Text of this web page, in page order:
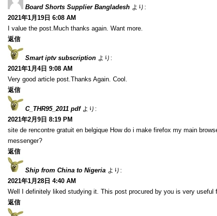
Board Shorts Supplier Bangladesh より:
2021年1月19日 6:08 AM
I value the post.Much thanks again. Want more.
返信
Smart iptv subscription より:
2021年1月4日 9:08 AM
Very good article post.Thanks Again. Cool.
返信
C_THR95_2011 pdf より:
2021年2月9日 8:19 PM
site de rencontre gratuit en belgique How do i make firefox my main
messenger?
返信
Ship from China to Nigeria より:
2021年1月28日 4:40 AM
Well I definitely liked studying it. This post procured by you is very useful
返信